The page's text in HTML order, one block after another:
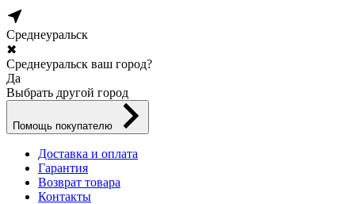
Среднеуральск
✖
Среднеуральск ваш город?
Да
Выбрать другой город
Помощь покупателю
Доставка и оплата
Гарантия
Возврат товара
Контакты